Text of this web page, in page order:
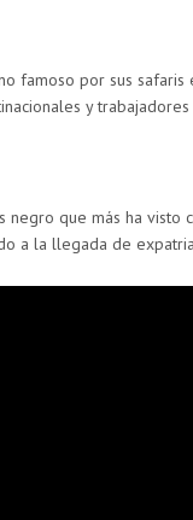
famoso por sus
y
negro que más ha
a la llegada de